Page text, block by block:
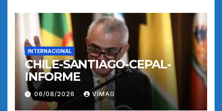
INTERNACIONAL
CHILE-SANTIAGO-CEPAL-
INFORME
06/08/2026 VIMAG